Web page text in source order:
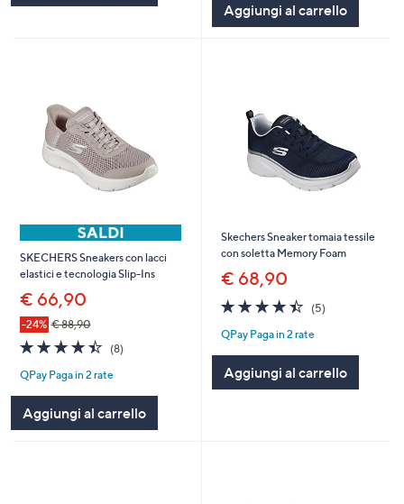
Aggiungi al carrello
SKECHERS Sneakers con lacci
elastici e tecnologia Slip-Ins
€ 66,90
-24% € 88,90
4.4
of
5
(8)
QPay Paga in 2 rate
Aggiungi al carrello
Skechers Sneaker tomaia tessile
con soletta Memory Foam
€ 68,90
4.4
of
5
(5)5
QPay Paga in 2 rate
Aggiungi al carrello